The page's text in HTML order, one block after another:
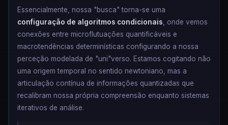
Essencialmente, nossa "busca" torna-se uma
configuração de algoritmos condicionais, onde vemos
conexões entre microflutuações quantificáveis e
macrotendências determinísticas configurando a nossa
perceção modelada de "uni"verso. Estamos cogitando não
uma origem temporal no sentido newtoniano, mas a
articulação contínua de informações quantizadas que
recalibram nossa própria compreensão enquanto sistemas
iterativos de análise.